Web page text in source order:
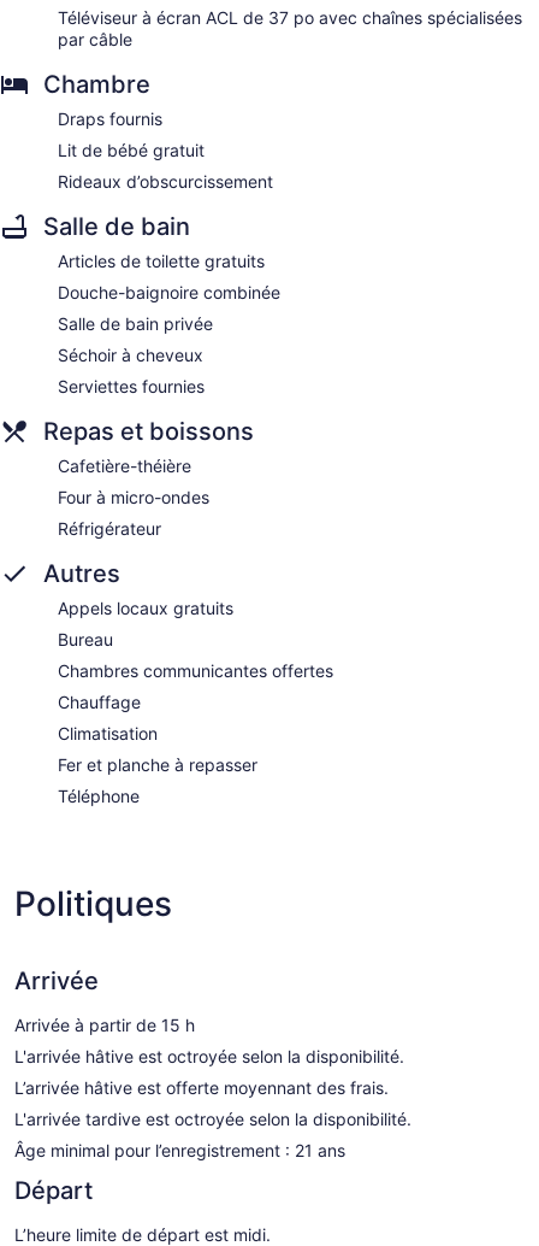
Téléviseur à écran ACL de 37 po avec chaînes spécialisées
par câble
Chambre
Draps fournis
Lit de bébé gratuit
Rideaux d’obscurcissement
Salle de bain
Articles de toilette gratuits
Douche-baignoire combinée
Salle de bain privée
Séchoir à cheveux
Serviettes fournies
Repas et boissons
Cafetière-théière
Four à micro-ondes
Réfrigérateur
Autres
Appels locaux gratuits
Bureau
Chambres communicantes offertes
Chauffage
Climatisation
Fer et planche à repasser
Téléphone
Politiques
Arrivée
Arrivée à partir de 15 h
L'arrivée hâtive est octroyée selon la disponibilité.
L’arrivée hâtive est offerte moyennant des frais.
L'arrivée tardive est octroyée selon la disponibilité.
Âge minimal pour l’enregistrement : 21 ans
Départ
L’heure limite de départ est midi.